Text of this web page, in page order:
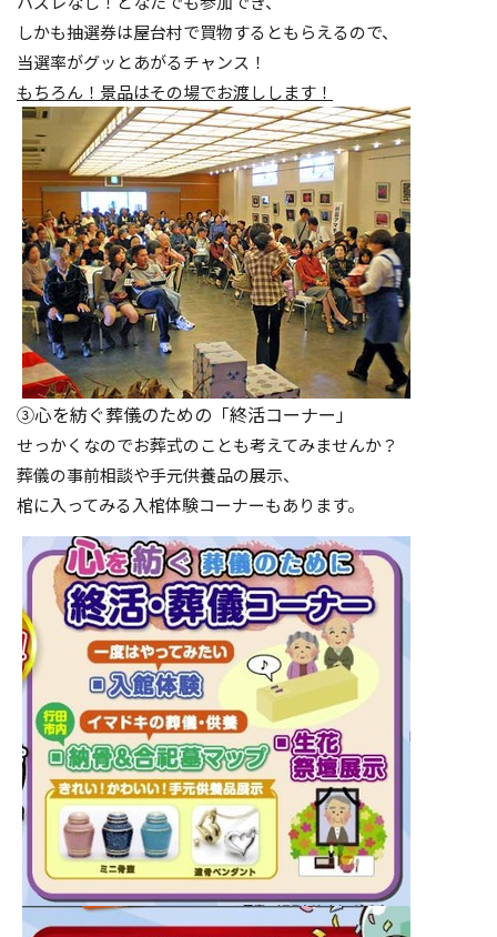
しかも抽選券は屋台村で買物するともらえるので、
当選率がグッとあがるチャンス！
もちろん！景品はその場でお渡しします！
③心を紡ぐ葬儀のための「終活コーナー」
せっかくなのでお葬式のことも考えてみませんか？
葬儀の事前相談や手元供養品の展示、
棺に入ってみる入棺体験コーナーもあります。